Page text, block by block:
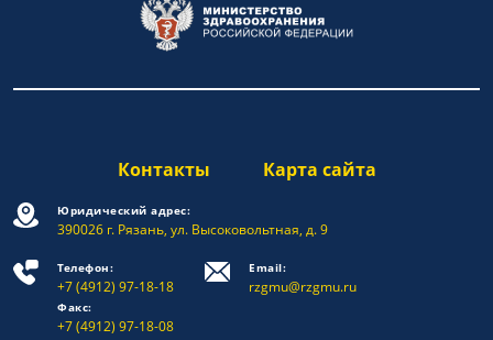
Контакты Карта сайта
Юридический адрес:
390026 г. Рязань, ул. Высоковольтная, д. 9
Телефон:
+7 (4912) 97-18-18
Факс:
+7 (4912) 97-18-08
Email:
rzgmu@rzgmu.ru